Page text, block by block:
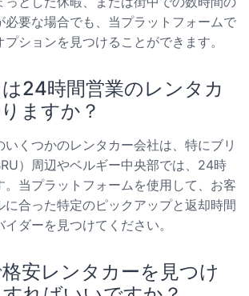
必要な場合でも、当プラットフォームで
ションを見つけることができます。
24時間営業のレンタカ
ますか？
いくつかのレンタカー会社は、特にブリ
）周辺やベルギー中央部では、24時
。当プラットフォームを使用して、お客
に合った特定のピックアップと返却時間
ダーを見つけてください。
安レンタカーを見つけ